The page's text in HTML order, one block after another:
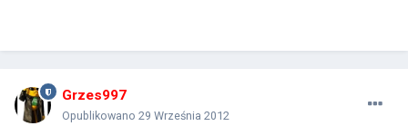
Grzes997
Opublikowano 29 Września 2012